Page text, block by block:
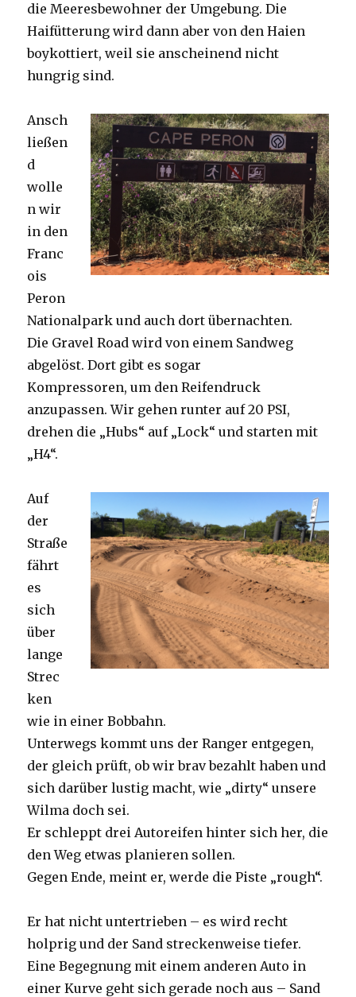
die Meeresbewohner der Umgebung. Die
Haifütterung wird dann aber von den Haien
boykottiert, weil sie anscheinend nicht
hungrig sind.
Ansch
ließen
d
wolle
n wir
in den
Franc
ois
Peron
Nationalpark und auch dort übernachten.
Die Gravel Road wird von einem Sandweg
abgelöst. Dort gibt es sogar
Kompressoren, um den Reifendruck
anzupassen. Wir gehen runter auf 20 PSI,
drehen die „Hubs“ auf „Lock“ und starten mit
„H4“.
Auf
der
Straße
fährt
es
sich
über
lange
Strec
ken
wie in einer Bobbahn.
Unterwegs kommt uns der Ranger entgegen,
der gleich prüft, ob wir brav bezahlt haben und
sich darüber lustig macht, wie „dirty“ unsere
Wilma doch sei.
Er schleppt drei Autoreifen hinter sich her, die
den Weg etwas planieren sollen.
Gegen Ende, meint er, werde die Piste „rough“.
Er hat nicht untertrieben – es wird recht
holprig und der Sand streckenweise tiefer.
Eine Begegnung mit einem anderen Auto in
einer Kurve geht sich gerade noch aus – Sand